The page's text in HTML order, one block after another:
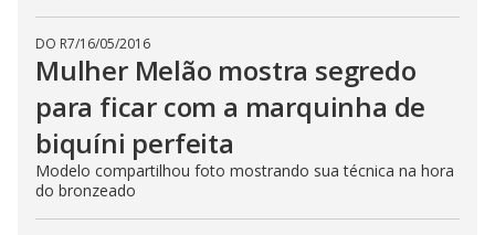
DO R7/16/05/2016
Mulher Melão mostra segredo
para ficar com a marquinha de
biquíni perfeita
Modelo compartilhou foto mostrando sua técnica na hora
do bronzeado